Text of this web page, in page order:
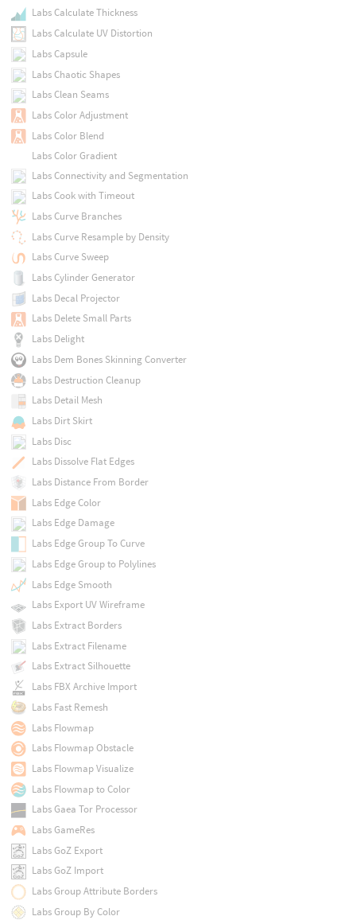
Labs Calculate Thickness
Labs Calculate UV Distortion
Labs Capsule
Labs Chaotic Shapes
Labs Clean Seams
Labs Color Adjustment
Labs Color Blend
Labs Color Gradient
Labs Connectivity and Segmentation
Labs Cook with Timeout
Labs Curve Branches
Labs Curve Resample by Density
Labs Curve Sweep
Labs Cylinder Generator
Labs Decal Projector
Labs Delete Small Parts
Labs Delight
Labs Dem Bones Skinning Converter
Labs Destruction Cleanup
Labs Detail Mesh
Labs Dirt Skirt
Labs Disc
Labs Dissolve Flat Edges
Labs Distance From Border
Labs Edge Color
Labs Edge Damage
Labs Edge Group To Curve
Labs Edge Group to Polylines
Labs Edge Smooth
Labs Export UV Wireframe
Labs Extract Borders
Labs Extract Filename
Labs Extract Silhouette
Labs FBX Archive Import
Labs Fast Remesh
Labs Flowmap
Labs Flowmap Obstacle
Labs Flowmap Visualize
Labs Flowmap to Color
Labs Gaea Tor Processor
Labs GameRes
Labs GoZ Export
Labs GoZ Import
Labs Group Attribute Borders
Labs Group By Color